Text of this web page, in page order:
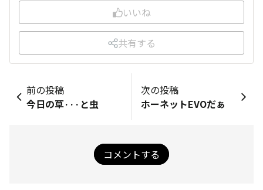
いいね
共有する
前の投稿
今日の草···と虫
次の投稿
ホーネットEVOだぁ
コメントする